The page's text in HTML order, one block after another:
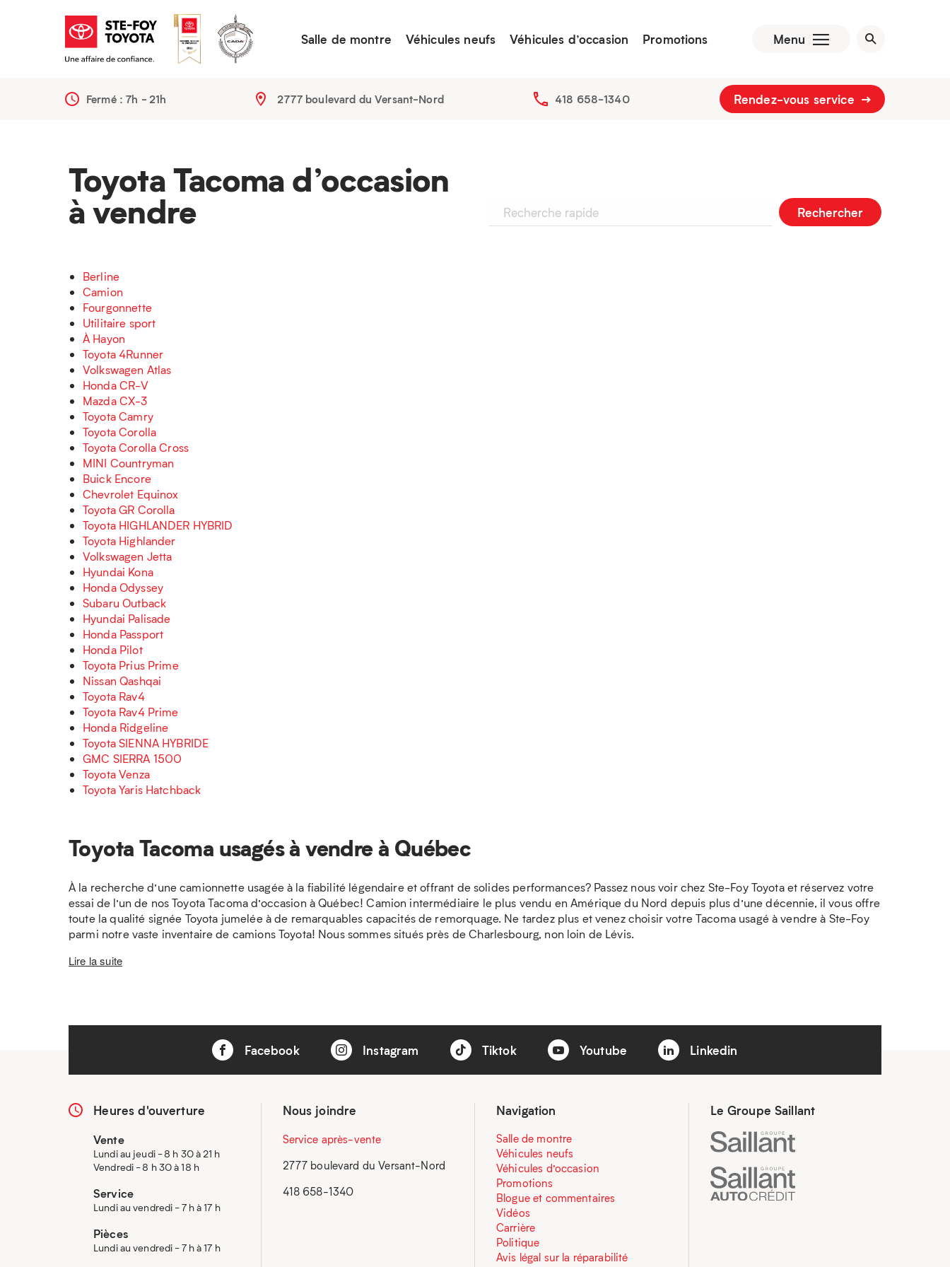
Salle de montre Véhicules neufs Véhicules d’occasion Promotions Menu
Fermé :7h - 21h 2777 boulevard du Versant-Nord 418 658-1340 Rendez-vous service
Toyota Tacoma d’occasion
à vendre Rechercher
Berline
Camion
Fourgonnette
Utilitaire sport
À Hayon
Toyota 4Runner
Volkswagen Atlas
Honda CR-V
Mazda CX-3
Toyota Camry
Toyota Corolla
Toyota Corolla Cross
MINI Countryman
Buick Encore
Chevrolet Equinox
Toyota GR Corolla
Toyota HIGHLANDER HYBRID
Toyota Highlander
Volkswagen Jetta
Hyundai Kona
Honda Odyssey
Subaru Outback
Hyundai Palisade
Honda Passport
Honda Pilot
Toyota Prius Prime
Nissan Qashqai
Toyota Rav4
Toyota Rav4 Prime
Honda Ridgeline
Toyota SIENNA HYBRIDE
GMC SIERRA 1500
Toyota Venza
Toyota Yaris Hatchback
Toyota Tacoma usagés à vendre à Québec
À la recherche d’une camionnette usagée à la fiabilité légendaire et offrant de solides performances? Passez nous voir chez Ste-Foy Toyota et réservez votre
essai de l’un de nos Toyota Tacoma d’occasion à Québec! Camion intermédiaire le plus vendu en Amérique du Nord depuis plus d’une décennie, il vous offre
toute la qualité signée Toyota jumelée à de remarquables capacités de remorquage. Ne tardez plus et venez choisir votre Tacoma usagé à vendre à Ste-Foy
parmi notre vaste inventaire de camions Toyota! Nous sommes situés près de Charlesbourg, non loin de Lévis.
Lire la suite
Facebook Instagram Tiktok Youtube Linkedin
Heures d'ouverture
Vente
Lundi au jeudi - 8 h 30 à 21 h
Vendredi - 8 h 30 à 18 h
Service
Lundi au vendredi - 7 h à 17 h
Pièces
Lundi au vendredi - 7 h à 17 h
Nous joindre
Service après-vente
2777 boulevard du Versant-Nord
418 658-1340
Navigation
Salle de montre
Véhicules neufs
Véhicules d’occasion
Promotions
Blogue et commentaires
Vidéos
Carrière
Politique
Avis légal sur la réparabilité
Le Groupe Saillant